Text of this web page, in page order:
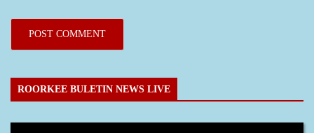
ROORKEE BULETIN NEWS LIVE